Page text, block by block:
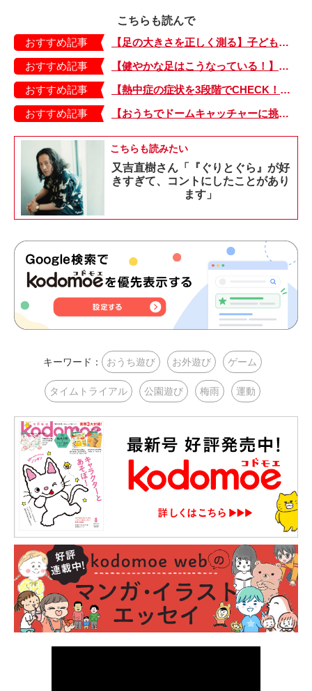
こちらも読んで
おすすめ記事
【足の大きさを正しく測る】子どもの靴の最適サイズは？ 月に1回は測り直そう！
おすすめ記事
【健やかな足はこうなっている！】「疲れた！ 抱っこ！」は靴のせい？ 子どもの足を育てる「足育」を今日からさっそく始めましょう！
おすすめ記事
【熱中症の症状を3段階でCHECK！】症状が軽い順にⅠ～Ⅲ度に分類。この症状が出ていたら、医療機関に連絡を！
おすすめ記事
【おうちでドームキャッチャーに挑戦だ】アンパンマン わくわくドームキャッチャー
こちらも読みたい
又吉直樹さん「『ぐりとぐら』が好
きすぎて、コントにしたことがあり
ます」
キーワード： おうち遊び お外遊び ゲーム
タイムトライアル 公園遊び 梅雨 運動